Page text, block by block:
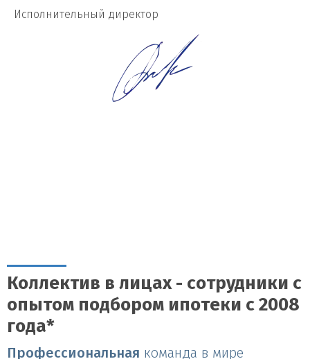
И сполнительный директор
Коллектив в лицах - сотрудники с
опытом подбором ипотеки с 2008
года*
Профессиональная команда в мире